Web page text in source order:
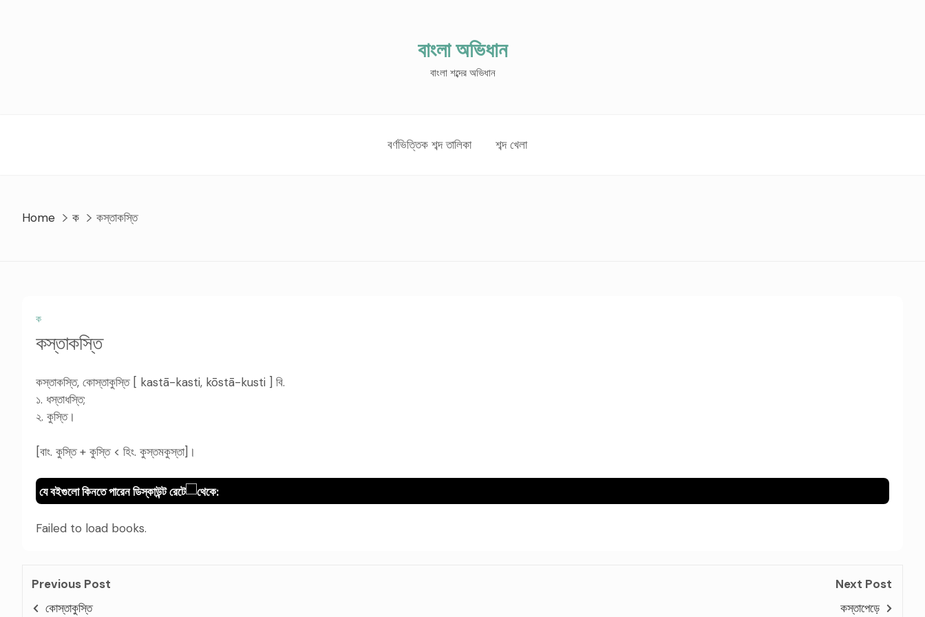
বাংলা অভিধান
বাংলা শব্দের অভিধান
বর্ণভিত্তিক শব্দ তালিকা শব্দ খেলা
Home ক কস্তাকস্তি
ক
কস্তাকস্তি
কস্তাকস্তি, কোস্তাকুস্তি [ kastā-kasti, kōstā-kusti ] বি.
১. ধস্তাধস্তি;
২. কুস্তি।
[বাং. কুস্তি + কুস্তি < হিং. কুস্তমকুস্তা]।
যে বইগুলো কিনতে পারেন ডিস্কাউন্ট রেটে থেকে:
Failed to load books.
Previous Post
কোস্তাকুস্তি
Next Post
কস্তাপেড়ে